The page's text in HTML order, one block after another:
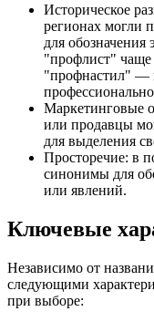
Историческое
регионах могли
для обозначения
"профлист" чаще
"профнастил" —
Маркетинговые
или продавцы
для выделения
Просторечие: в
синонимы для
или явлений.
Ключевые
Независимо от
следующими
при выборе: